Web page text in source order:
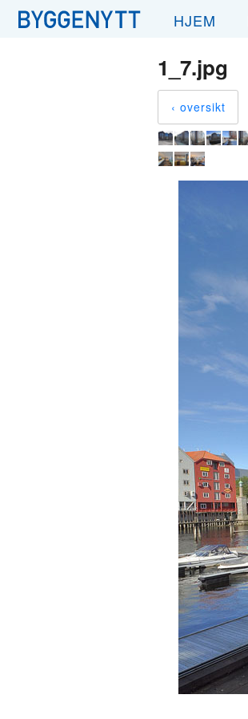
HJEM
1_7.jpg
‹ oversikt